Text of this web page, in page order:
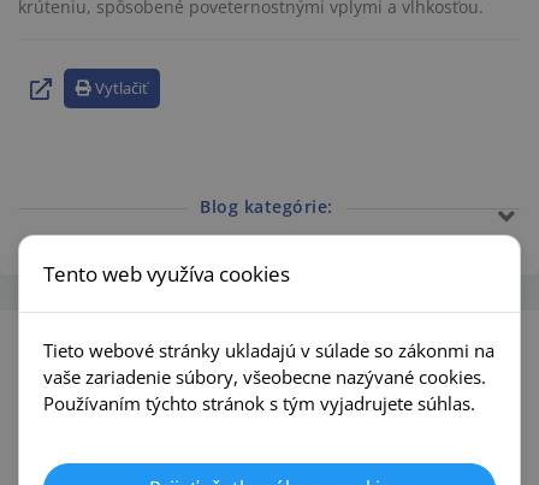
krúteniu, spôsobené poveternostnými vplymi a vlhkosťou.
Vytlačiť
Blog kategórie:
Tento web využíva cookies
Tieto webové stránky ukladajú v súlade so zákonmi na
vaše zariadenie súbory, všeobecne nazývané cookies.
Používaním týchto stránok s tým vyjadrujete súhlas.